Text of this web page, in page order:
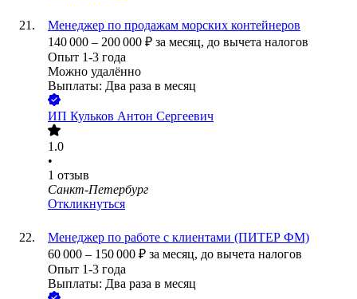
Менеджер по продажам морских контейнеров
140 000 – 200 000 ₽ за месяц, до вычета налогов
Опыт 1-3 года
Можно удалённо
Выплаты: Два раза в месяц
ИП Кульков Антон Сергеевич
1.0
•
1 отзыв
Санкт-Петербург
Откликнуться
Менеджер по работе с клиентами (ПИТЕР ФМ)
60 000 – 150 000 ₽ за месяц, до вычета налогов
Опыт 1-3 года
Выплаты: Два раза в месяц